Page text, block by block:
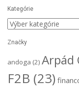
Kategórie
Kategórie
Značky
andoga (2) Arpád
F2B (23)